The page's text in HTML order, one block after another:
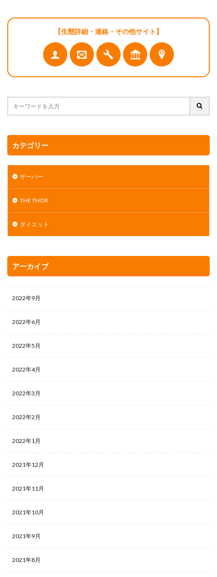
【生態詳細・連絡・その他サイト】
カテゴリー
サーバー
THE THOR
ダイエット
アーカイブ
2022年9月
2022年6月
2022年5月
2022年4月
2022年3月
2022年2月
2022年1月
2021年12月
2021年11月
2021年10月
2021年9月
2021年8月